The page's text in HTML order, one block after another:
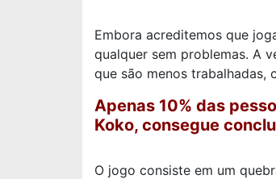
Embora acreditemos que
qualquer sem problemas. A
que são menos trabalhadas,
Apenas 10% das
Koko, consegue
O jogo consiste em um